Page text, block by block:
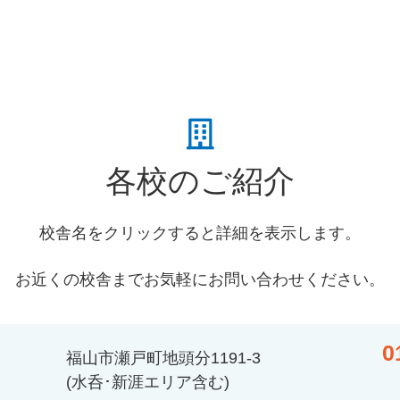
各校のご紹介
校舎名をクリックすると詳細を表示します。
お近くの校舎までお気軽にお問い合わせください。
福山市瀬戸町地頭分1191-3
(水呑･新涯エリア含む)